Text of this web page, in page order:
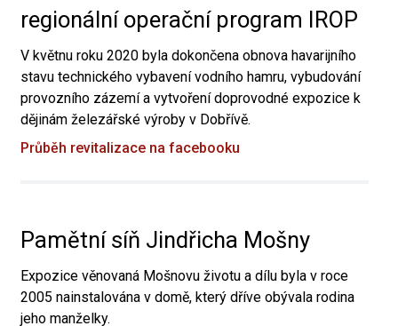
regionální operační program IROP
V květnu roku 2020 byla dokončena obnova havarijního
stavu technického vybavení vodního hamru, vybudování
provozního zázemí a vytvoření doprovodné expozice k
dějinám železářské výroby v Dobřívě.
Průběh revitalizace na facebooku
Pamětní síň Jindřicha Mošny
Expozice věnovaná Mošnovu životu a dílu byla v roce
2005 nainstalována v domě, který dříve obývala rodina
jeho manželky.